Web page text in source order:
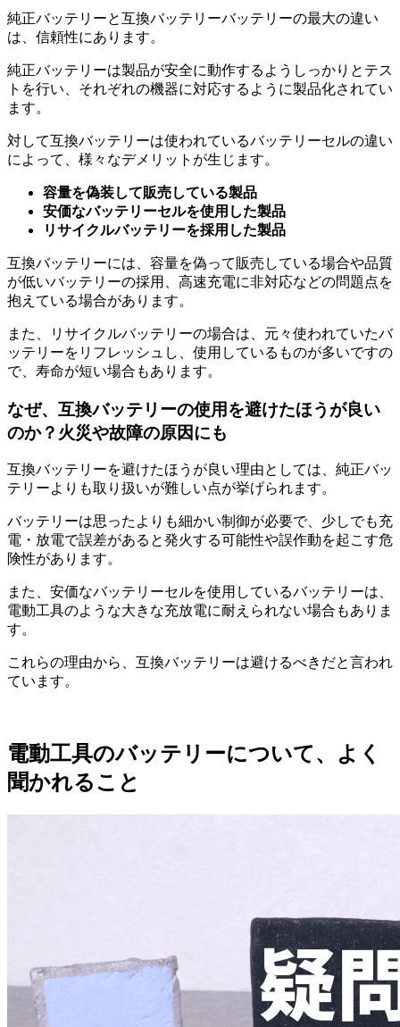
純正バッテリーと互換バッテリーバッテリーの最大の違い
は、信頼性にあります。
純正バッテリーは製品が安全に動作するようしっかりとテス
トを行い、それぞれの機器に対応するように製品化されてい
ます。
対して互換バッテリーは使われているバッテリーセルの違い
によって、様々なデメリットが生じます。
容量を偽装して販売している製品
安価なバッテリーセルを使用した製品
リサイクルバッテリーを採用した製品
互換バッテリーには、容量を偽って販売している場合や品質
が低いバッテリーの採用、高速充電に非対応などの問題点を
抱えている場合があります。
また、リサイクルバッテリーの場合は、元々使われていたバ
ッテリーをリフレッシュし、使用しているものが多いですの
で、寿命が短い場合もあります。
なぜ、互換バッテリーの使用を避けたほうが良い
のか？火災や故障の原因にも
互換バッテリーを避けたほうが良い理由としては、純正バッ
テリーよりも取り扱いが難しい点が挙げられます。
バッテリーは思ったよりも細かい制御が必要で、少しでも充
電・放電で誤差があると発火する可能性や誤作動を起こす危
険性があります。
また、安価なバッテリーセルを使用しているバッテリーは、
電動工具のような大きな充放電に耐えられない場合もありま
す。
これらの理由から、互換バッテリーは避けるべきだと言われ
ています。
電動工具のバッテリーについて、よく
聞かれること